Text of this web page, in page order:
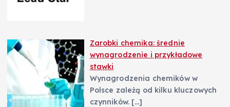
Zarobki chemika: średnie
wynagrodzenie i przykładowe
stawki
Wynagrodzenia chemików w
Polsce zależą od kilku kluczowych
czynników. […]